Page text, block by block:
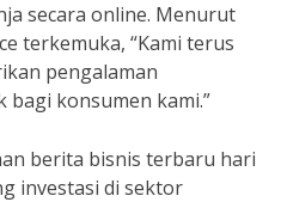
secara online. Menurut
terkemuka, “Kami terus
pengalaman
bagi konsumen kami.”
berita bisnis terbaru hari
investasi di sektor